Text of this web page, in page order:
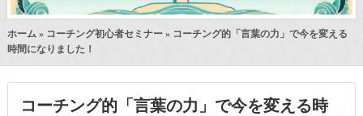
ホーム » コーチング初心者セミナー» コーチング的「言葉の力」で今を変える
時間になりました！
コーチング的「言葉の力」で今を変える時